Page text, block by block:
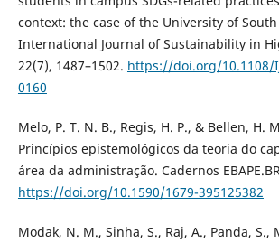
context: the case of the University of
International Journal of Sustainability in
22(7), 1487–1502. https://doi.org/10.1108/
0160
Melo, P. T. N. B., Regis, H. P., & Bellen, H.
Princípios epistemológicos da teoria do
área da administração. Cadernos
https://doi.org/10.1590/1679-395125382
Modak, N. M., Sinha, S., Raj, A., Panda, S.,